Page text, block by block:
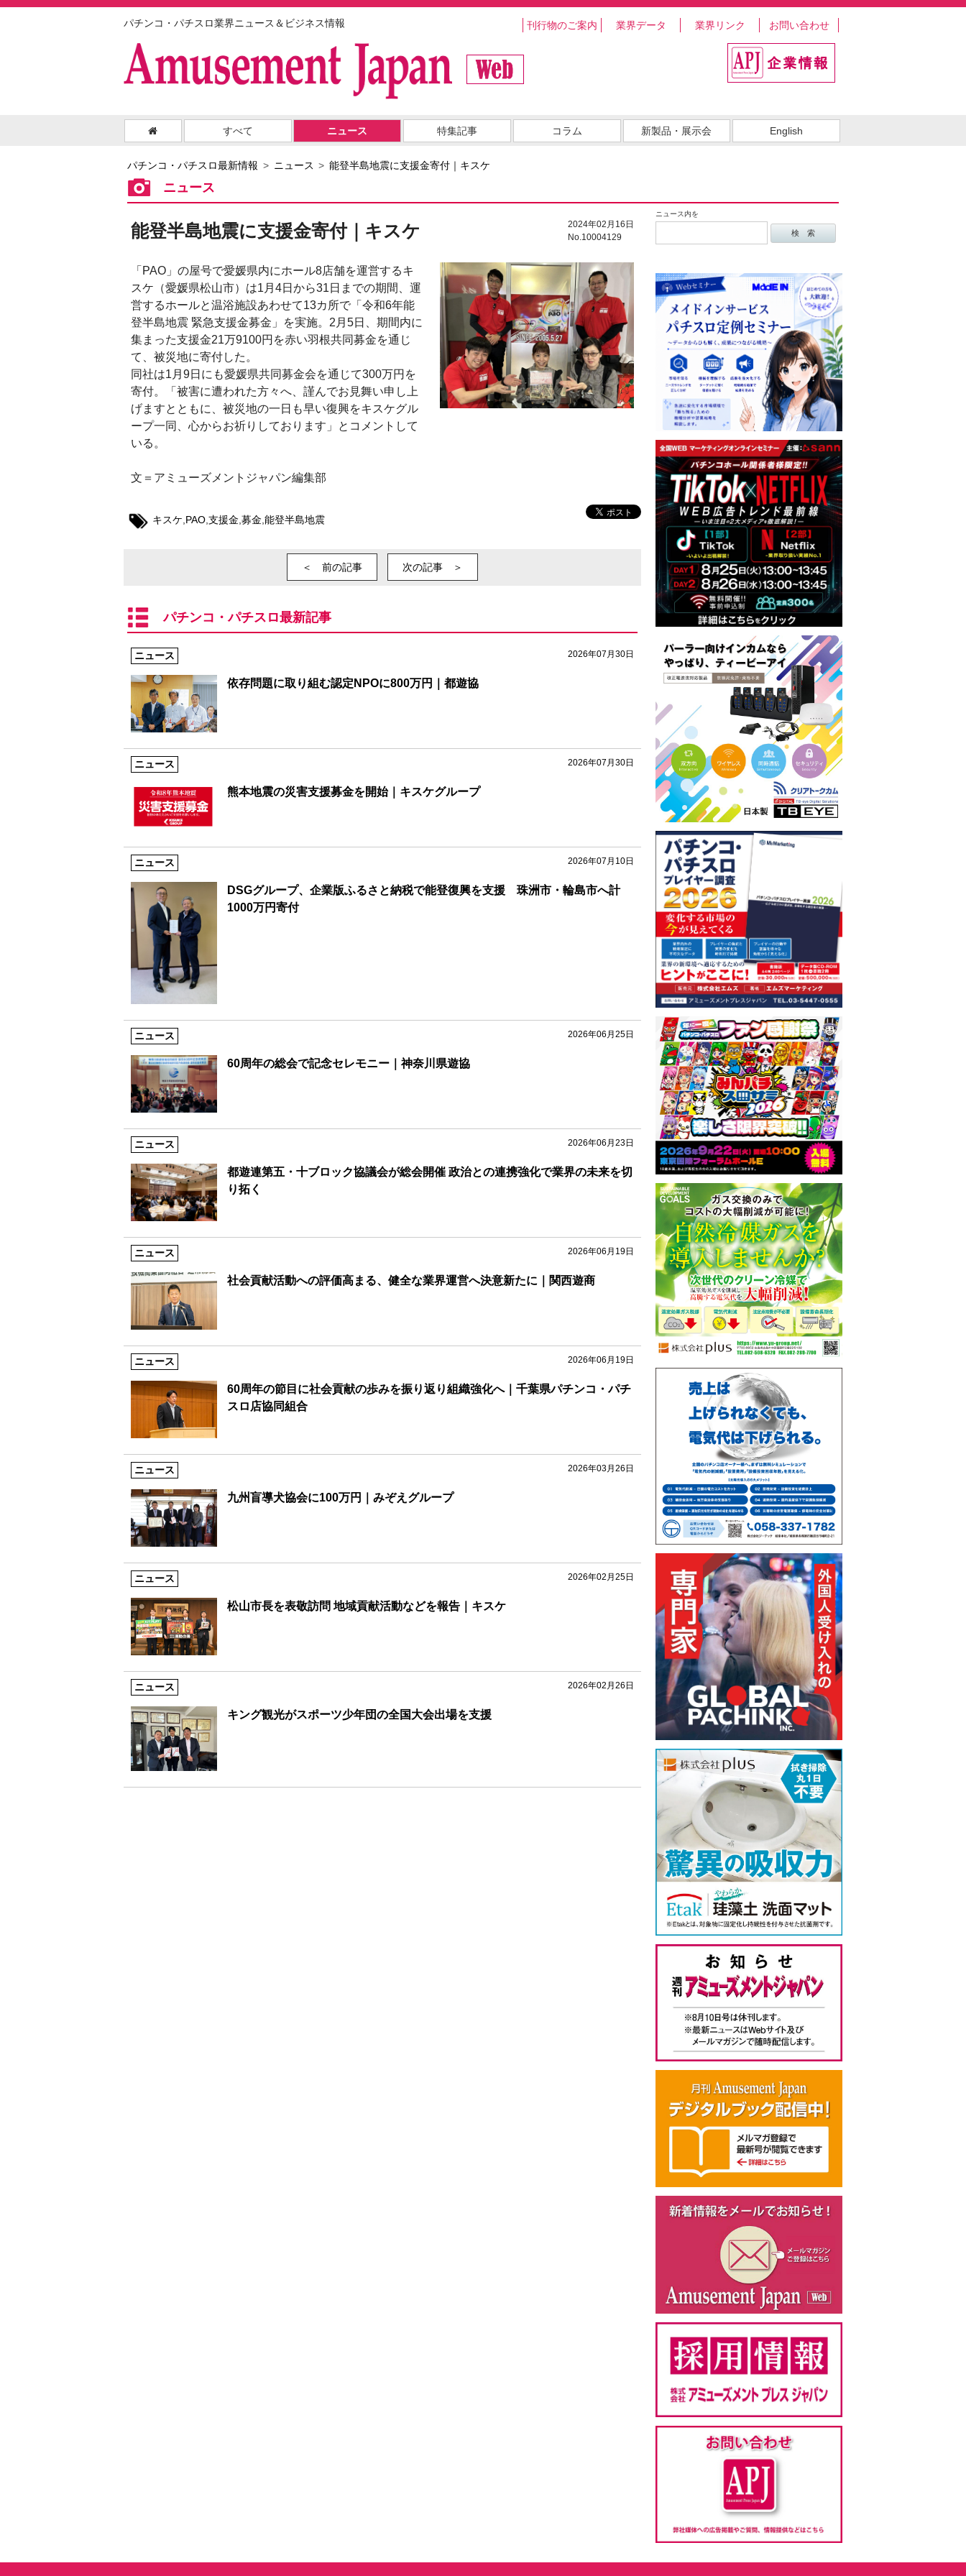
パチンコ・パチスロ業界ニュース＆ビジネス情報 刊行物のご案内 業界データ 業界リンク お問い合わせ
すべて ニュース 特集記事 コラム 新製品・展示会 English
パチンコ・パチスロ最新情報 ニュース 能登半島地震に支援金寄付｜キスケ
ニュース
ニュース内を
2024年02月16日
No.10004129
能登半島地震に支援金寄付｜キスケ
「PAO」の屋号で愛媛県内にホール8店舗を運営するキ
スケ（愛媛県松山市）は1月4日から31日までの期間、運
営するホールと温浴施設あわせて13カ所で「令和6年能
登半島地震 緊急支援金募金」を実施。2月5日、期間内に
集まった支援金21万9100円を赤い羽根共同募金を通じ
て、被災地に寄付した。
同社は1月9日にも愛媛県共同募金会を通じて300万円を
寄付。「被害に遭われた方々へ、謹んでお見舞い申し上
げますとともに、被災地の一日も早い復興をキスケグル
ープ一同、心からお祈りしております」とコメントして
いる。
文＝アミューズメントジャパン編集部
キスケ,PAO,支援金,募金,能登半島地震
＜ 前の記事 次の記事 ＞
パチンコ・パチスロ最新記事
2026年07月30日
ニュース
依存問題に取り組む認定NPOに800万円｜都遊協
2026年07月30日
ニュース
熊本地震の災害支援募金を開始｜キスケグループ
2026年07月10日
ニュース
DSGグループ、企業版ふるさと納税で能登復興を支援 珠洲市・輪島市へ計
1000万円寄付
2026年06月25日
ニュース
60周年の総会で記念セレモニー｜神奈川県遊協
2026年06月23日
ニュース
都遊連第五・十ブロック協議会が総会開催 政治との連携強化で業界の未来を切
り拓く
2026年06月19日
ニュース
社会貢献活動への評価高まる、健全な業界運営へ決意新たに｜関西遊商
2026年06月19日
ニュース
60周年の節目に社会貢献の歩みを振り返り組織強化へ｜千葉県パチンコ・パチ
スロ店協同組合
2026年03月26日
ニュース
九州盲導犬協会に100万円｜みぞえグループ
2026年02月25日
ニュース
松山市長を表敬訪問 地域貢献活動などを報告｜キスケ
2026年02月26日
ニュース
キング観光がスポーツ少年団の全国大会出場を支援